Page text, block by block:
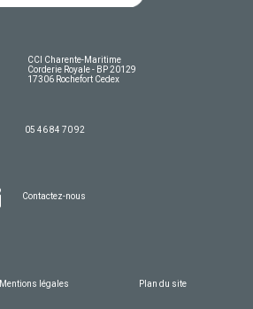
CCI Charente-Maritime
Corderie Royale - BP 20129
17306 Rochefort Cedex
05 46 84 70 92
Contactez-nous
Mentions légales Plan du site